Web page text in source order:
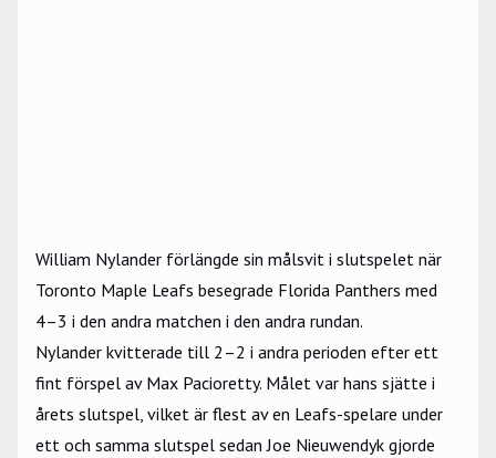
William Nylander förlängde sin målsvit i slutspelet när
Toronto Maple Leafs besegrade Florida Panthers med
4–3 i den andra matchen i den andra rundan.
Nylander kvitterade till 2–2 i andra perioden efter ett
fint förspel av Max Pacioretty. Målet var hans sjätte i
årets slutspel, vilket är flest av en Leafs-spelare under
ett och samma slutspel sedan Joe Nieuwendyk gjorde